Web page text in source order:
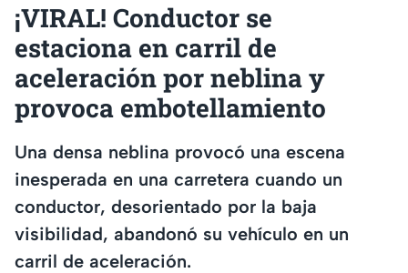
¡VIRAL! Conductor se
estaciona en carril de
aceleración por neblina y
provoca embotellamiento
Una densa neblina provocó una escena
inesperada en una carretera cuando un
conductor, desorientado por la baja
visibilidad, abandonó su vehículo en un
carril de aceleración.